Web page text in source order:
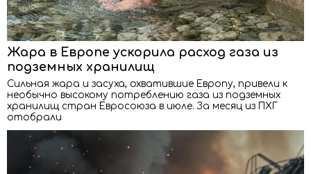
Жара в Европе ускорила расход газа из
подземных хранилищ
Сильная жара и засуха, охватившие Европу, привели к
необычно высокому потреблению газа из подземных
хранилищ стран Евросоюза в июле. За месяц из ПХГ
отобрали